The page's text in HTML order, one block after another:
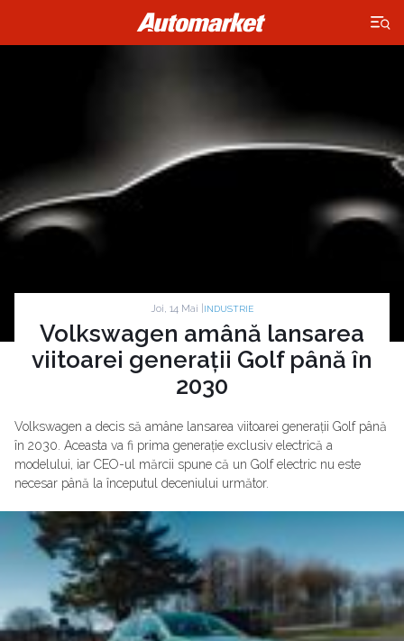
×
Joi, 14 Mai | INDUSTRIE
Volkswagen amână lansarea
viitoarei generații Golf până în
2030
Volkswagen a decis să amâne lansarea viitoarei generații Golf până
în 2030. Aceasta va fi prima generație exclusiv electrică a
modelului, iar CEO-ul mărcii spune că un Golf electric nu este
necesar până la începutul deceniului următor.